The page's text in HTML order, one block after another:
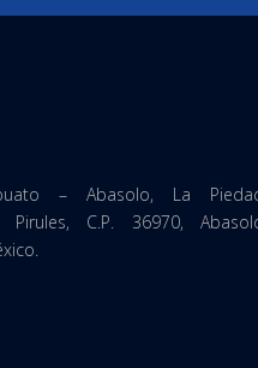
– Abasolo, La
Pirules, C.P. 36970,